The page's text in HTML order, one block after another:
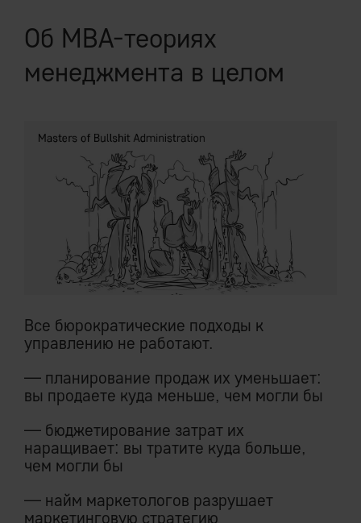
Об MBA-теориях
менеджмента в целом
Все бюрократические подходы к
управлению не работают.
— планирование продаж их уменьшает:
вы продаете куда меньше, чем могли бы
— бюджетирование затрат их
наращивает: вы тратите куда больше,
чем могли бы
— найм маркетологов разрушает
маркетинговую стратегию